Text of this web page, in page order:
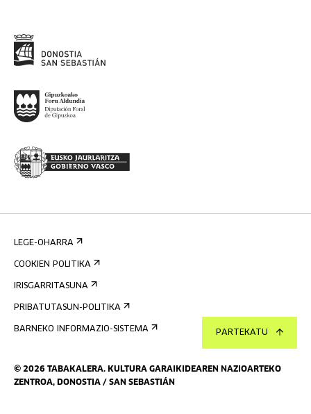
PARTEKATU
© 2026 TABAKALERA. KULTURA GARAIKIDEAREN NAZIOARTEKO
ZENTROA, DONOSTIA / SAN SEBASTIÁN
LEGE-OHARRA
COOKIEN POLITIKA
IRISGARRITASUNA
PRIBATUTASUN-POLITIKA
BARNEKO INFORMAZIO-SISTEMA